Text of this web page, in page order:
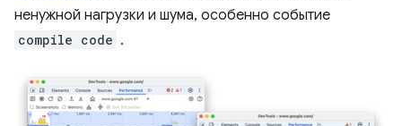
ненужной нагрузки и шума, особенно событие
compile code .